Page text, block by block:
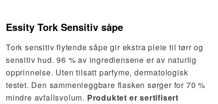
Essity Tork Sensitiv såpe
Tork sensitiv flytende såpe gir ekstra pleie til tørr og
sensitiv hud. 96 % av ingrediensene er av naturlig
opprinnelse. Uten tilsatt parfyme, dermatologisk
testet. Den sammenleggbare flasken sørger for 70 %
mindre avfallsvolum. Produktet er sertifisert